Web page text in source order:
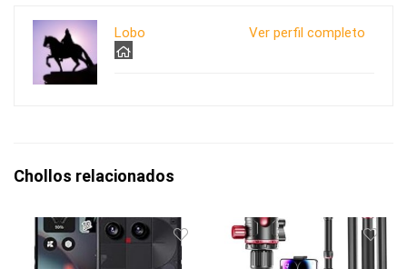
Ver perfil completo
Lobo
Chollos relacionados